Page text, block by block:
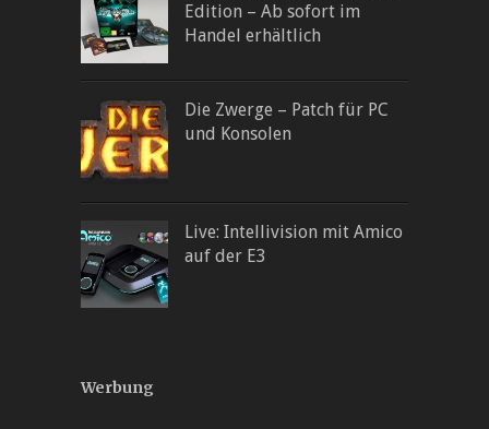
Edition – Ab sofort im
Handel erhältlich
Die Zwerge – Patch für PC
und Konsolen
Live: Intellivision mit Amico
auf der E3
Werbung